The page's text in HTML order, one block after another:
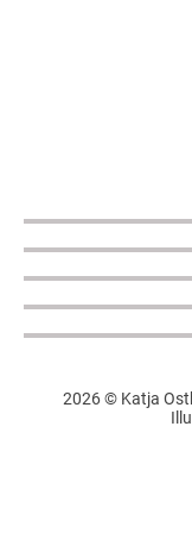
2026 © Katja